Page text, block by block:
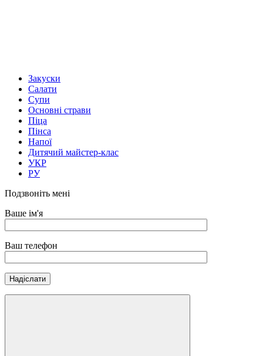
Закуски
Салати
Супи
Основні страви
Піца
Пінса
Напої
Дитячий майстер-клас
УКР
РУ
Подзвоніть мені
Ваше ім'я
Ваш телефон